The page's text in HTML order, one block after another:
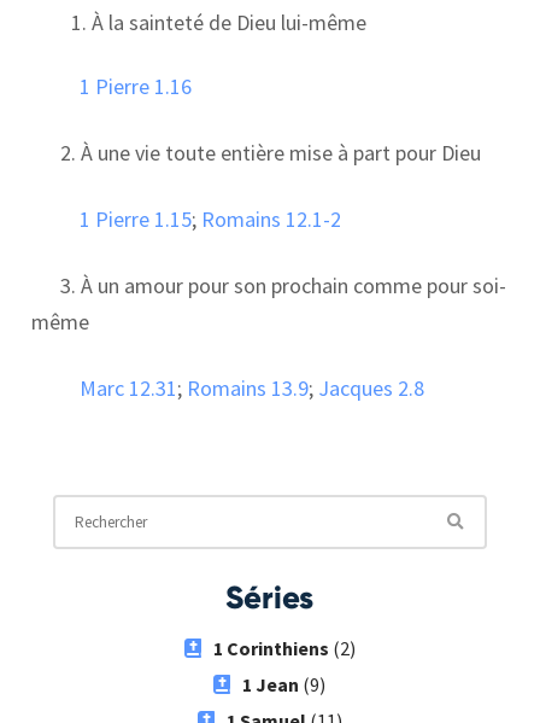
À la sainteté de Dieu lui-même
1 Pierre 1.16
2. À une vie toute entière mise à part pour Dieu
1 Pierre 1.15; Romains 12.1-2
3. À un amour pour son prochain comme pour soi-
même
Marc 12.31; Romains 13.9; Jacques 2.8
Séries
1 Corinthiens (2)
1 Jean (9)